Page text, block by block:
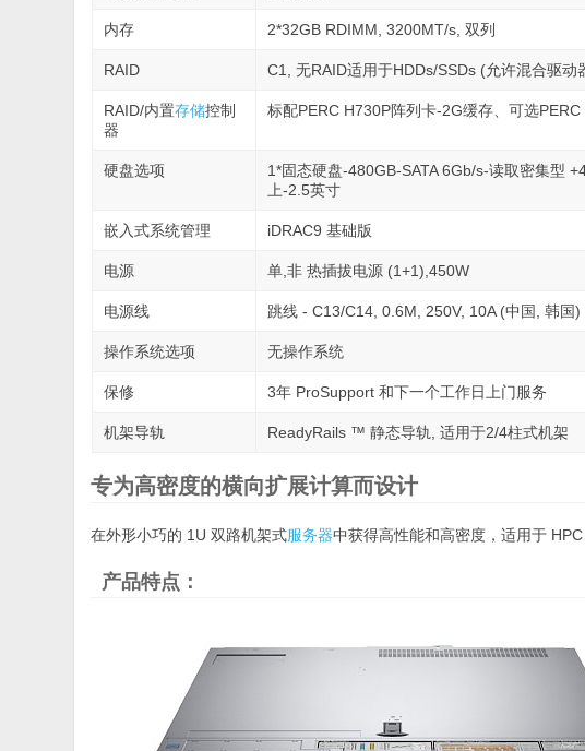
内存 2*32GB RDIMM, 3200MT/s, 双列
RAID C1, 无RAID适用于HDDs/SSDs (允许混合驱动
RAID/内置存储控制
器
标配PERC H730P阵列卡-2G缓存、可选
硬盘选项
1*固态硬盘-480GB-SATA 6Gb/s-读取密集型
上-2.5英寸
嵌入式系统管理 iDRAC9 基础版
电源 单,非 热插拔电源 (1+1),450W
电源线 跳线 - C13/C14, 0.6M, 250V, 10A (中国, 韩国)
操作系统选项 无操作系统
保修 3年 ProSupport 和下一个工作日上门服务
机架导轨 ReadyRails ™ 静态导轨, 适用于2/4柱式机架
专为高密度的横向扩展计算而设计
在外形小巧的 1U 双路机架式服务器中获得高性能和高密度，适用于
产品特点：